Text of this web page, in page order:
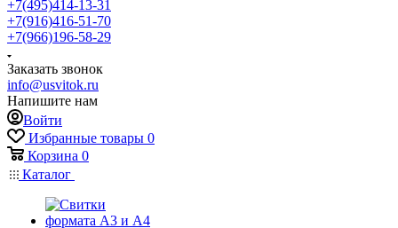
+7(495)414-13-31
+7(916)416-51-70
+7(966)196-58-29
Заказать звонок
info@usvitok.ru
Напишите нам
Войти
Избранные товары 0
Корзина 0
Каталог